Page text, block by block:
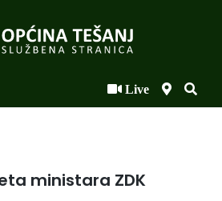
Live
ministara ZDK